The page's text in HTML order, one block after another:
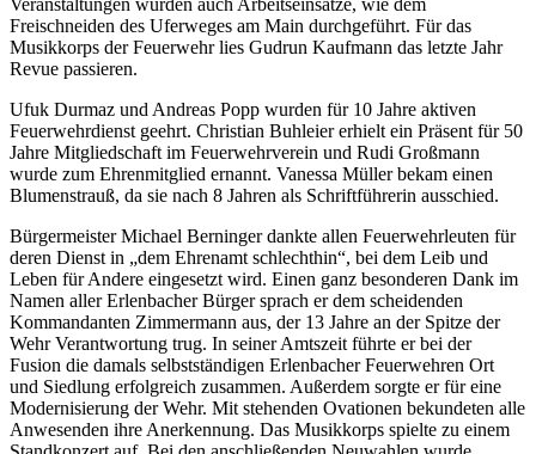
Freischneiden des Uferweges am Main durchgeführt. Für das
Musikkorps der Feuerwehr lies Gudrun Kaufmann das letzte Jahr
Revue passieren.
Ufuk Durmaz und Andreas Popp wurden für 10 Jahre aktiven
Feuerwehrdienst geehrt. Christian Buhleier erhielt ein Präsent für 50
Jahre Mitgliedschaft im Feuerwehrverein und Rudi Großmann
wurde zum Ehrenmitglied ernannt. Vanessa Müller bekam einen
Blumenstrauß, da sie nach 8 Jahren als Schriftführerin ausschied.
Bürgermeister Michael Berninger dankte allen Feuerwehrleuten für
deren Dienst in „dem Ehrenamt schlechthin“, bei dem Leib und
Leben für Andere eingesetzt wird. Einen ganz besonderen Dank im
Namen aller Erlenbacher Bürger sprach er dem scheidenden
Kommandanten Zimmermann aus, der 13 Jahre an der Spitze der
Wehr Verantwortung trug. In seiner Amtszeit führte er bei der
Fusion die damals selbstständigen Erlenbacher Feuerwehren Ort
und Siedlung erfolgreich zusammen. Außerdem sorgte er für eine
Modernisierung der Wehr. Mit stehenden Ovationen bekundeten alle
Anwesenden ihre Anerkennung. Das Musikkorps spielte zu einem